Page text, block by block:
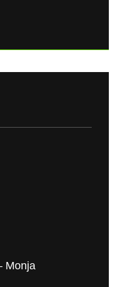
Monja